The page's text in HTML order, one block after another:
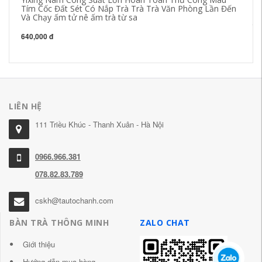
Tím Cốc Đất Sét Có Nắp Trà Trà Trà Văn Phòng Lần Đến
Và Chạy ấm tử nê ấm trà từ sa
640,000 đ
LIÊN HỆ
111 Triều Khúc - Thanh Xuân - Hà Nội
0966.966.381
078.82.83.789
cskh@tautochanh.com
BÀN TRÀ THÔNG MINH
Giới thiệu
ZALO CHAT